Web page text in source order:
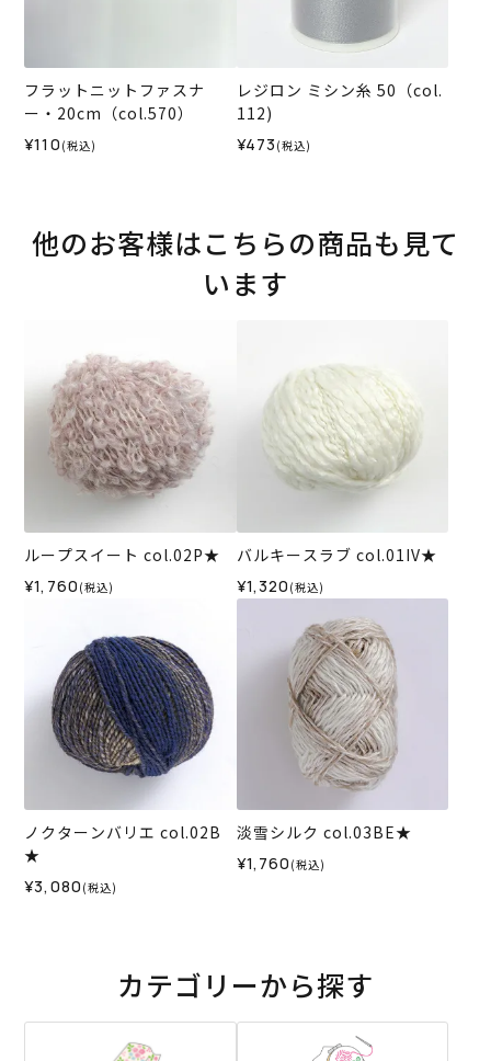
フラットニットファスナ
ー・20cm（col.570）
¥110 (税込)
レジロン ミシン糸 50（col.
112)
¥473 (税込)
他のお客様はこちらの商品も見て
います
ループスイート col.02P★
¥1,760 (税込)
バルキースラブ col.01IV★
¥1,320 (税込)
ノクターンバリエ col.02B
★
¥3,080 (税込)
淡雪シルク col.03BE★
¥1,760 (税込)
カテゴリーから探す